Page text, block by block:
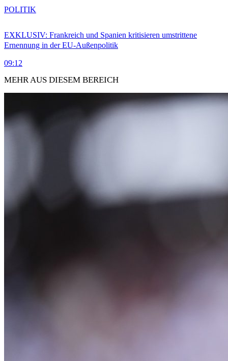
EXKLUSIV: Frankreich und Spanien kritisieren umstrittene
Ernennung in der EU-Außenpolitik
09:12
POLITIK
MEHR AUS DIESEM BEREICH